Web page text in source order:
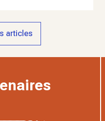
articles